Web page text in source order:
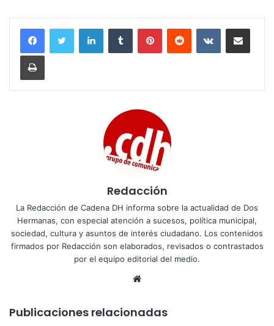
LinkedInTumblr PinterestReddit VKontakteCompartir por
Imprimir
Redacción
La Redacción de Cadena DH informa sobre la actualidad de Dos
Hermanas, con especial atención a sucesos, política municipal,
sociedad, cultura y asuntos de interés ciudadano. Los contenidos
firmados por Redacción son elaborados, revisados o contrastados
por el equipo editorial del medio.
Sitio
Publicaciones relacionadas